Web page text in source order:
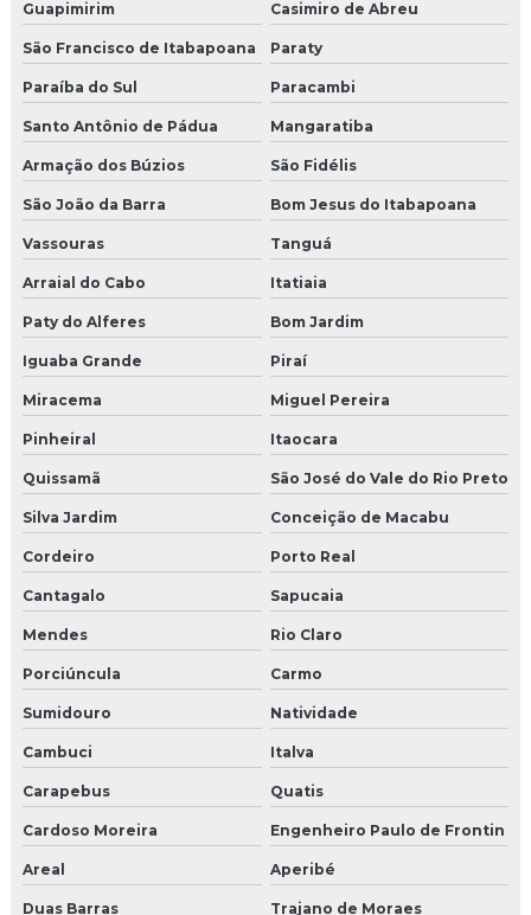
Moldura de isopor para área externa
Moldura isopor para beiral
Moldura isopor beiral janela
Moldura de isopor com cimento
Moldura de isopor com cimento externa
Moldura de isopor externo
Moldura de isopor janela
Moldura de isopor para muro
Moldura de isopor onde comprar
Moldura isopor porta
Moldura de isopor para portas e janelas
Moldura de isopor preço
Moldura de isopor revestida com cimento
Moldura em isopor com revestimento em argamassa
Moldura de isopor a venda
Moldura para muro
Moldura pingadeira
Guapimirim Casimiro de Abreu
São Francisco de Itabapoana Paraty
Paraíba do Sul Paracambi
Santo Antônio de Pádua Mangaratiba
Armação dos Búzios São Fidélis
São João da Barra Bom Jesus do Itabapoana
Vassouras Tanguá
Arraial do Cabo Itatiaia
Paty do Alferes Bom Jardim
Iguaba Grande Piraí
Miracema Miguel Pereira
Pinheiral Itaocara
Quissamã São José do Vale do Rio Preto
Silva Jardim Conceição de Macabu
Cordeiro Porto Real
Cantagalo Sapucaia
Mendes Rio Claro
Porciúncula Carmo
Sumidouro Natividade
Cambuci Italva
Carapebus Quatis
Cardoso Moreira Engenheiro Paulo de Frontin
Areal Aperibé
Duas Barras Trajano de Moraes